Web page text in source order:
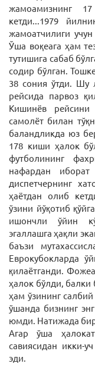
жамоамизнинг
кетди...1979
жамоатчилиги
Ўша воқеага ҳам
тутишига сабаб
содир бўлган.
38 сония ўтди. Шу
рейсида парвоз
Кишинёв рейсини
самолёт билан
баландликда юз
178 киши ҳалок
футболининг
нафардан
диспетчернинг
ҳаётдан олиб
ўзини йўқотиб
ишончли ўйин
эгаллашга ҳақли
баъзи
Еврокубокларда
қилаётганди.
ҳалок бўлди, балки
ҳам ўзининг салбий
ўшанда бизнинг
юмди. Натижада
Агар ўша
савиясидан икки-
эди.